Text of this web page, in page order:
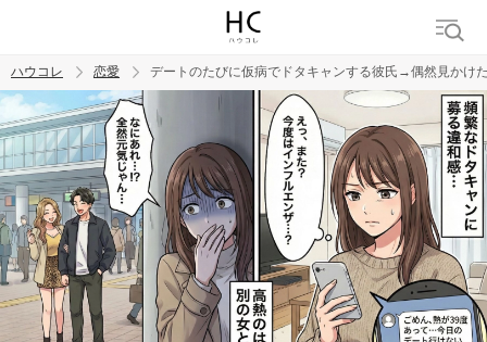
トレンド ワード
恋愛
ハウコレ 恋愛 デートのたびに仮病でドタキャンする彼氏→偶然見かけ